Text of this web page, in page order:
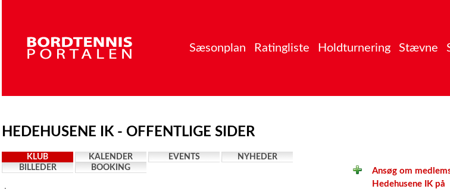
Sæsonplan Ratingliste Holdturnering Stævne
HEDEHUSENE IK - OFFENTLIGE SIDER
KLUB KALENDER EVENTS
NYHEDER
BILLEDER
BOOKING
Ansøg om
Hedehusene IK på